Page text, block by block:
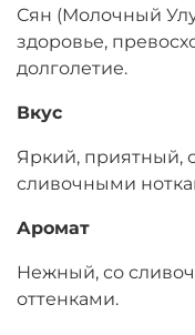
Сян (Молочный
здоровье,
долголетие.
Вкус
Яркий, приятный,
сливочными
Аромат
Нежный, со
оттенками.